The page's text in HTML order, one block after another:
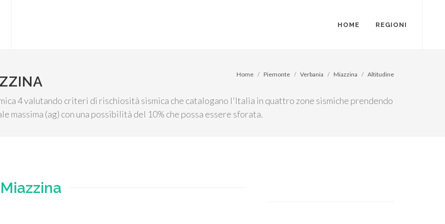
HOME REGIONI
4 valutando criteri di rischiosità sismica che catalogano l'Italia in quattro zone sismiche prendendo
(ag) con una possibilità del 10% che possa essere sforata.
Home Piemonte Verbania Miazzina Altitudine
Miazzina